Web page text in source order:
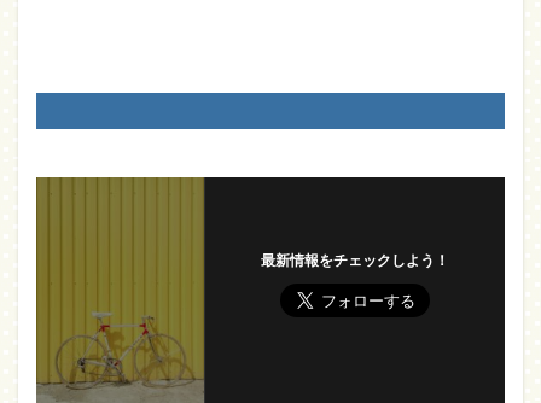
最新情報をチェックしよう！